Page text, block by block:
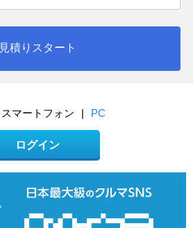
見積りスタート
スマートフォン | PC
ログイン